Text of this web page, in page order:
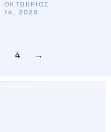
ΟΚΤΏΒΡΙΟΣ
14, 2025
4 →